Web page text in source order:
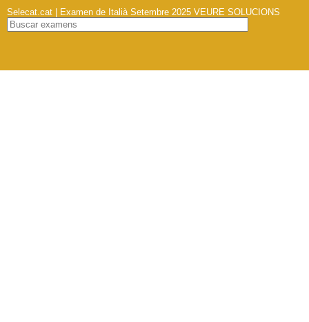
Selecat.cat | Examen de Italià Setembre 2025 VEURE SOLUCIONS